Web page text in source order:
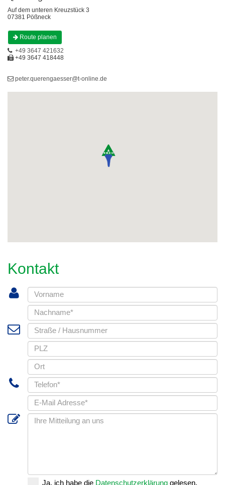
Auf dem unteren Kreuzstück 3
07381 Pößneck
Route planen
+49 3647 421632
+49 3647 418448
peter.querengaesser@t-online.de